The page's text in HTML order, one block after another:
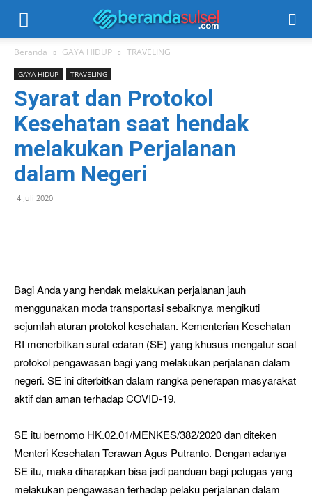
Beranda GAYA HIDUP TRAVELING
GAYA HIDUP TRAVELING
Syarat dan Protokol
Kesehatan saat hendak
melakukan Perjalanan
dalam Negeri
4 Juli 2020
Bagi Anda yang hendak melakukan perjalanan jauh
menggunakan moda transportasi sebaiknya mengikuti
sejumlah aturan protokol kesehatan. Kementerian Kesehatan
RI menerbitkan surat edaran (SE) yang khusus mengatur soal
protokol pengawasan bagi yang melakukan perjalanan dalam
negeri. SE ini diterbitkan dalam rangka penerapan masyarakat
aktif dan aman terhadap COVID-19.
SE itu bernomo HK.02.01/MENKES/382/2020 dan diteken
Menteri Kesehatan Terawan Agus Putranto. Dengan adanya
SE itu, maka diharapkan bisa jadi panduan bagi petugas yang
melakukan pengawasan terhadap pelaku perjalanan dalam